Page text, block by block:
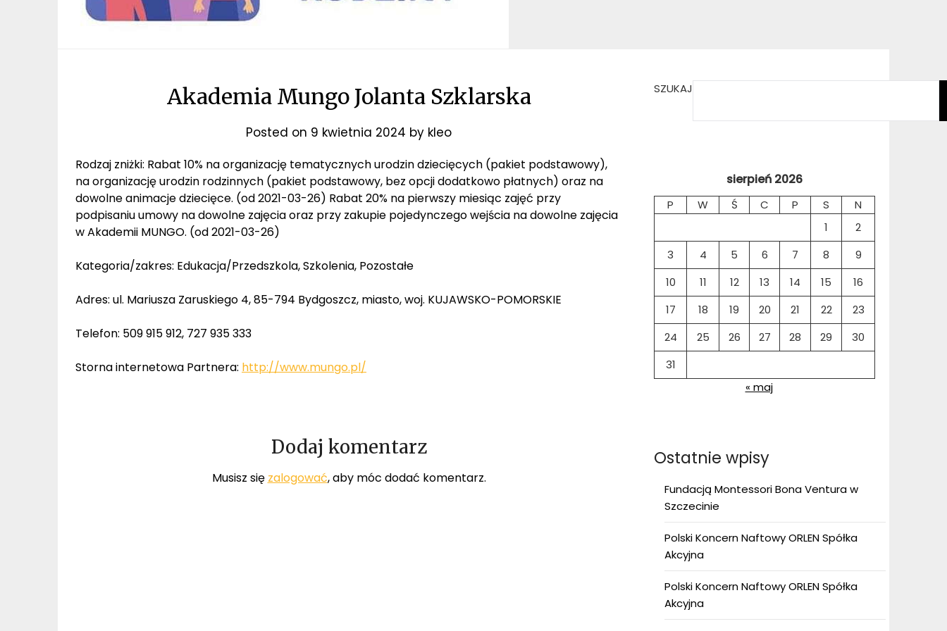
Akademia Mungo Jolanta Szklarska
Posted on 9 kwietnia 2024 by kleo
Rodzaj zniżki: Rabat 10% na organizację tematycznych urodzin dziecięcych (pakiet podstawowy),
na organizację urodzin rodzinnych (pakiet podstawowy, bez opcji dodatkowo płatnych) oraz na
dowolne animacje dziecięce. (od 2021-03-26) Rabat 20% na pierwszy miesiąc zajęć przy
podpisaniu umowy na dowolne zajęcia oraz przy zakupie pojedynczego wejścia na dowolne zajęcia
w Akademii MUNGO. (od 2021-03-26)
Kategoria/zakres: Edukacja/Przedszkola, Szkolenia, Pozostałe
Adres: ul. Mariusza Zaruskiego 4, 85-794 Bydgoszcz, miasto, woj. KUJAWSKO-POMORSKIE
Telefon: 509 915 912, 727 935 333
Storna internetowa Partnera: http://www.mungo.pl/
Dodaj komentarz
Musisz się zalogować, aby móc dodać komentarz.
SZUKAJ
sierpień 2026
P W Ś C P S
N
1
2
3
4 5 6 7 8
9
10
11 12 13 14 15
16
17
18 19 20 21 22
23
24
25 26 27 28 29
30
31
« maj
Ostatnie wpisy
Fundacją Montessori Bona Ventura w
Szczecinie
Polski Koncern Naftowy ORLEN Spółka
Akcyjna
Polski Koncern Naftowy ORLEN Spółka
Akcyjna